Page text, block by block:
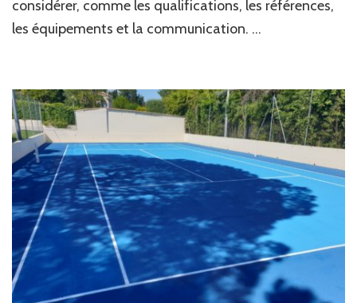
d’un
terrain
à
Cannes
considérer, comme les qualifications, les références,
les équipements et la communication. …